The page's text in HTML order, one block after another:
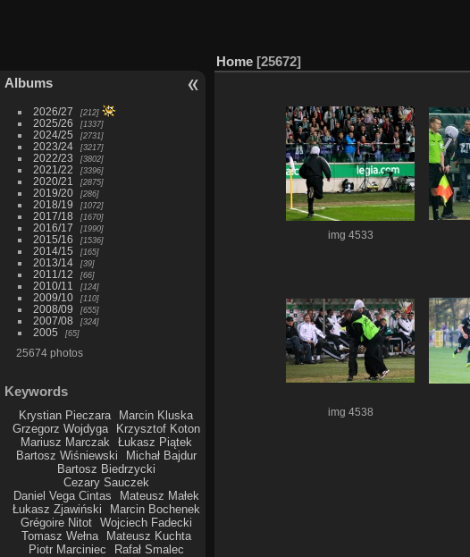
Albums
2026/27 212
2025/26 1337
2024/25 2731
2023/24 3217
2022/23 3802
2021/22 3396
2020/21 2875
2019/20 286
2018/19 1072
2017/18 1670
2016/17 1990
2015/16 1536
2014/15 165
2013/14 39
2011/12 66
2010/11 124
2009/10 110
2008/09 655
2007/08 324
2005 65
25674 photos
Keywords
Krystian Pieczara
Marcin Kluska
Grzegorz Wojdyga
Krzysztof Koton
Mariusz Marczak
Łukasz Piątek
Bartosz Wiśniewski
Michał Bajdur
Bartosz Biedrzycki
Cezary Sauczek
Daniel Vega Cintas
Mateusz Małek
Łukasz Zjawiński
Marcin Bochenek
Grégoire Nitot
Wojciech Fadecki
Tomasz Wełna
Mateusz Kuchta
Piotr Marciniec
Rafał Smalec
Home 25672
img 4533
img 4538